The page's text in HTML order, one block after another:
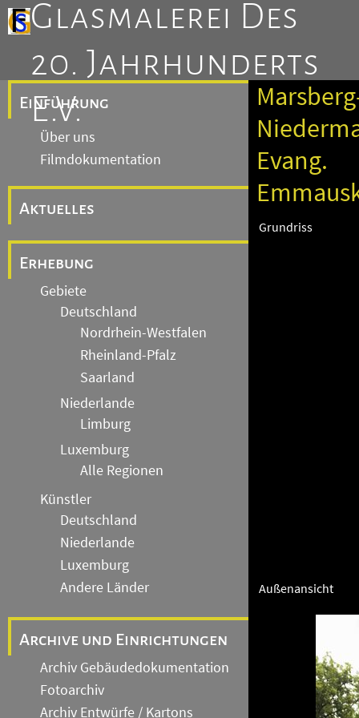
Glasmalerei Des
20. Jahrhunderts
E.V.
Einführung
Über uns
Filmdokumentation
Aktuelles
Erhebung
Gebiete
Deutschland
Nordrhein-Westfalen
Rheinland-Pfalz
Saarland
Niederlande
Limburg
Luxemburg
Alle Regionen
Künstler
Deutschland
Niederlande
Luxemburg
Andere Länder
Archive und Einrichtungen
Archiv Gebäudedokumentation
Fotoarchiv
Archiv Entwürfe / Kartons
Evang.
Grundriss
Außenansicht